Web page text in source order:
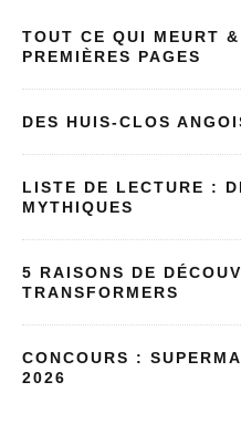
TOUT CE QUI MEURT
PREMIÈRES PAGES
DES HUIS-CLOS
LISTE DE LECTURE :
MYTHIQUES
5 RAISONS DE
TRANSFORMERS
CONCOURS :
2026